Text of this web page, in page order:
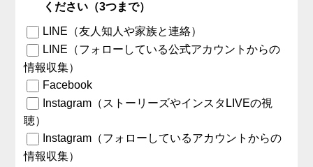
ください（3つまで）
LINE（友人知人や家族と連絡）
LINE（フォローしている公式アカウントからの
情報収集）
Facebook
Instagram（ストーリーズやインスタLIVEの視
聴）
Instagram（フォローしているアカウントからの
情報収集）